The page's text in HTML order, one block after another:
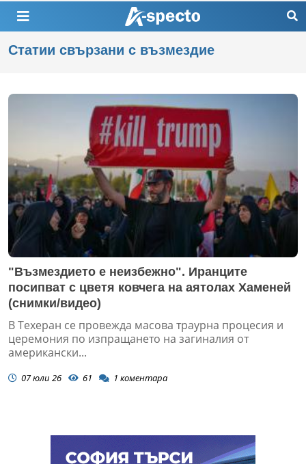
Статии свързани с възмездие
"Възмездието е неизбежно". Иранците
посипват с цветя ковчега на аятолах Хаменей
(снимки/видео)
В Техеран се провежда масова траурна процесия и
церемония по изпращането на загиналия от
американски...
07 юли 26 61 1 коментара